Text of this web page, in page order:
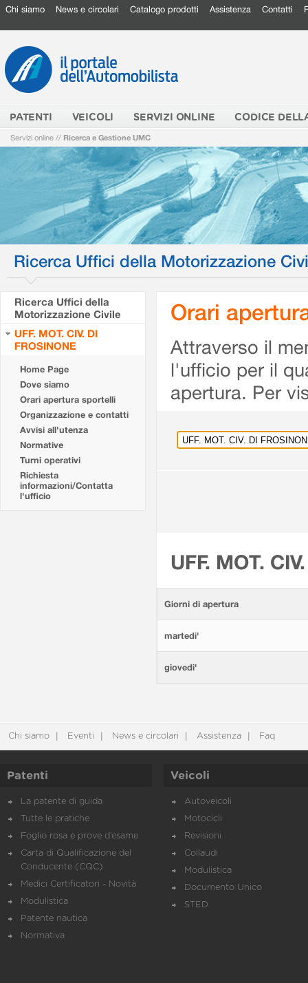
Chi siamo News e circolari Catalogo prodotti Assistenza Contatti
PATENTI VEICOLI SERVIZI ONLINE CODICE
Servizi online // Ricerca e Gestione UMC
Ricerca Uffici della Motorizzazione
Ricerca Uffici della
Motorizzazione Civile
UFF. MOT. CIV. DI
FROSINONE
Home Page
Dove siamo
Orari apertura sportelli
Organizzazione e contatti
Avvisi all'utenza
Normative
Turni operativi
Richiesta
informazioni/Contatta
l'ufficio
Orari
Attraverso il
l'ufficio per il
apertura. Per
UFF. MOT.
Giorni di apertura
martedi'
giovedi'
Chi siamo Eventi News e circolari Assistenza Faq
Patenti
La patente di guida
Tutte le pratiche
Foglio rosa e prove d’esame
Carta di Qualificazione del
Conducente (CQC)
Medici Certificatori - Novità
Modulistica
Patente nautica
Normativa
Veicoli
Autoveicoli
Motocicli
Revisioni
Collaudi
Modulistica
Documento Unico
STED